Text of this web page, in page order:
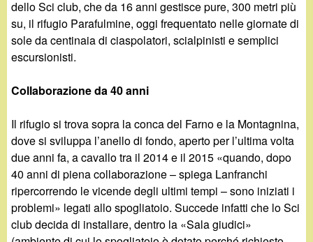
dello Sci club, che da 16 anni gestisce pure, 300 metri più
su, il rifugio Parafulmine, oggi frequentato nelle giornate di
sole da centinaia di ciaspolatori, scialpinisti e semplici
escursionisti.
Collaborazione da 40 anni
Il rifugio si trova sopra la conca del Farno e la Montagnina,
dove si sviluppa l’anello di fondo, aperto per l’ultima volta
due anni fa, a cavallo tra il 2014 e il 2015 «quando, dopo
40 anni di piena collaborazione – spiega Lanfranchi
ripercorrendo le vicende degli ultimi tempi – sono iniziati i
problemi» legati allo spogliatoio. Succede infatti che lo Sci
club decida di installare, dentro la «Sala giudici»